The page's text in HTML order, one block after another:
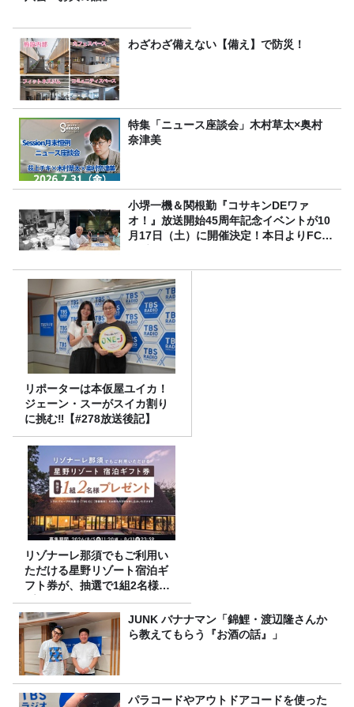
わざわざ備えない【備え】で防災！
特集「ニュース座談会」木村草太×奥村
奈津美
小堺一機＆関根勤『コサキンDEワァ
オ！』放送開始45周年記念イベントが10
月17日（土）に開催決定！本日よりFC先
リポーターは本仮屋ユイカ！
ジェーン・スーがスイカ割り
に挑む‼【#278放送後記】
リゾナーレ那須でもご利用い
ただける星野リゾート宿泊ギ
フト券が、抽選で1組2名様に
プレゼント！
JUNK バナナマン「錦鯉・渡辺隆さんか
ら教えてもらう『お酒の話』」
パラコードやアウトドアコードを使った